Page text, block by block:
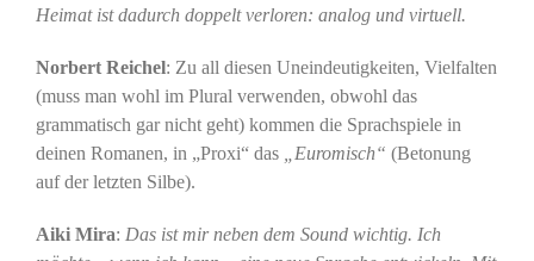
Heimat ist dadurch doppelt verloren: analog und virtuell.
Norbert Reichel: Zu all diesen Uneindeutigkeiten, Vielfalten
(muss man wohl im Plural verwenden, obwohl das
grammatisch gar nicht geht) kommen die Sprachspiele in
deinen Romanen, in „Proxi“ das
„Euromisch“ (Betonung
auf der letzten Silbe).
Aiki Mira: Das ist mir neben dem Sound wichtig. Ich